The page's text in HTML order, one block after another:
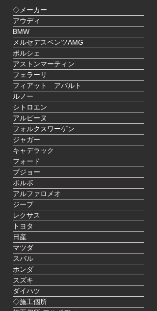
◇メーカー
アウディ
BMW
メルセデスベンツAMG
ポルシェ
アストンマーティン
フェラーリ
フィアット アバルト
ルノー
シトロエン
アルピーヌ
フォルクスワーゲン
ジャガー
キャデラック
フォード
プジョー
ボルボ
アルファロメオ
ジープ
レクサス
トヨタ
日産
マツダ
スバル
ホンダ
スズキ
ダイハツ
◇施工個所